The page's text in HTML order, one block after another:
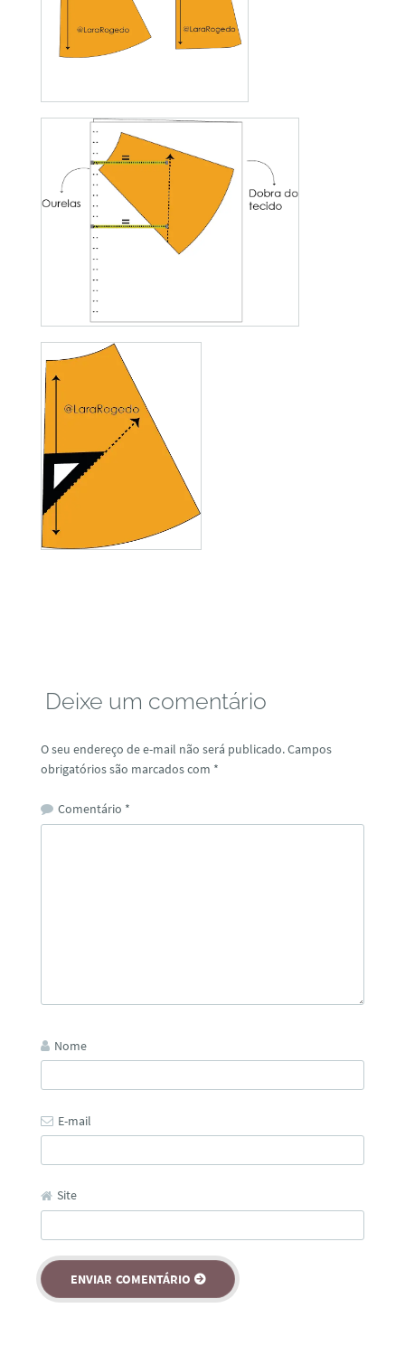
Deixe um comentário
O seu endereço de e-mail não será publicado.Campos
obrigatórios são marcados com *
Comentário *
Nome
E-mail
Site